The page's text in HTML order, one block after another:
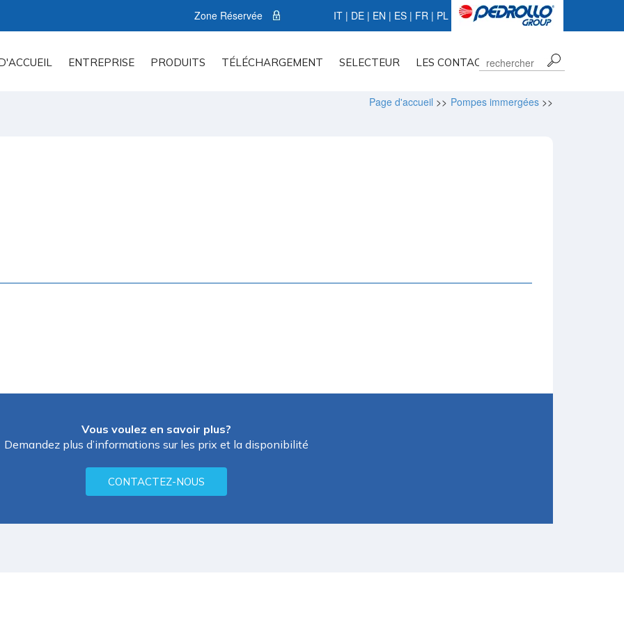
Zone Réservée IT | DE | EN | ES | FR | PL
ENTREPRISE PRODUITS TÉLÉCHARGEMENT SELECTEUR LES CONTACTS
Pompes immergées >>
Page d'accueil >>
Vous voulez en savoir plus?
Demandez plus d’informations sur les prix et la disponibilité
CONTACTEZ-NOUS